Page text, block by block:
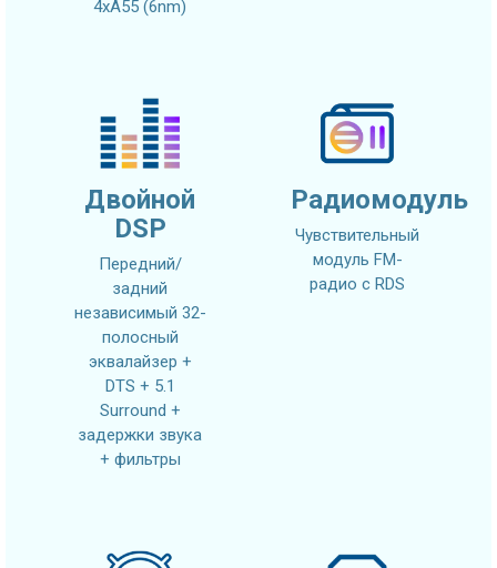
4xA55 (6nm)
Двойной
DSP
Передний/
задний
независимый 32-
полосный
эквалайзер +
DTS + 5.1
Surround +
задержки звука
+ фильтры
Радиомодуль
Чувствительный
модуль FM-
радио с RDS